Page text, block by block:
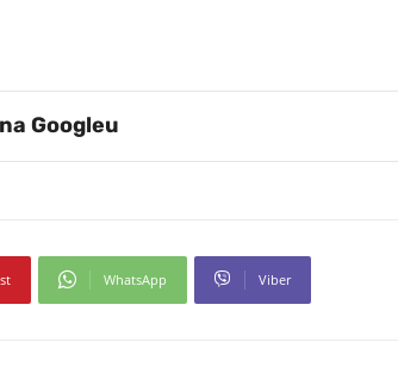
Googleu
WhatsApp Viber